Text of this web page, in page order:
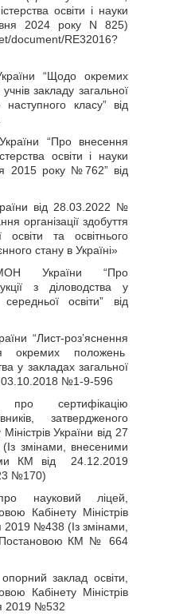
освіти і науки
2024 року N 825)
document/RE32016?
“Щодо окремих
закладу загальної
класу” від
“Про внесення
освіти і науки
2015 року №762” від
від 28.03.2022 №
організації здобуття
освіти та освітнього
стану в Україні»
України “Про
з діловодства у
освіти” від
“Лист-роз’яснення
окремих положень
у закладах загальної
03.10.2018 №1-9-596
сертифікацію
затвердженого
України від 27
(Із змінами, внесеними
КМ від 24.12.2019
№170)
науковий ліцей,
Кабінету Міністрів
2019 №438 (Із змінами,
Постановою КМ № 664
заклад освіти,
Кабінету Міністрів
2019 №532